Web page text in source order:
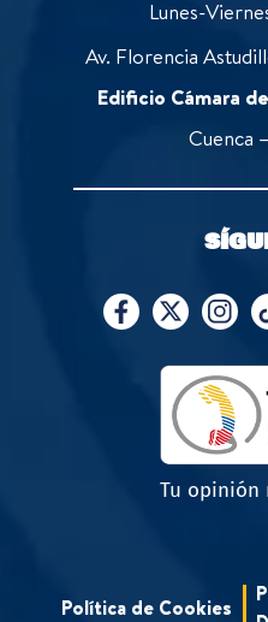
Lunes-
Av. Florencia
Edificio Cámara
Cuenca
Tu opinión
Política de Cookies